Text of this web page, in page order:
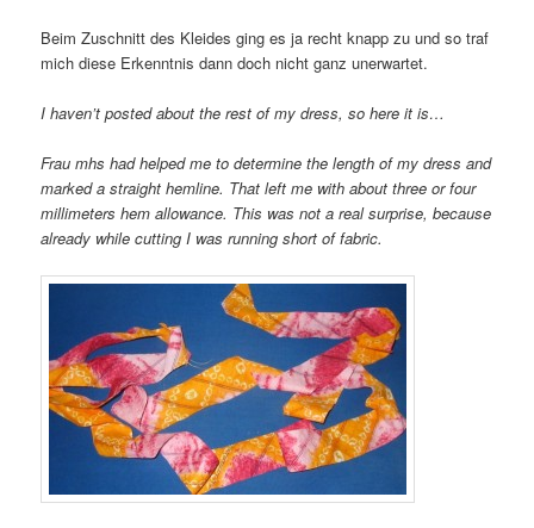
Beim Zuschnitt des Kleides ging es ja recht knapp zu und so traf
mich diese Erkenntnis dann doch nicht ganz unerwartet.
I haven’t posted about the rest of my dress, so here it is…
Frau mhs had helped me to determine the length of my dress and
marked a straight hemline. That left me with about three or four
millimeters hem allowance. This was not a real surprise, because
already while cutting I was running short of fabric.